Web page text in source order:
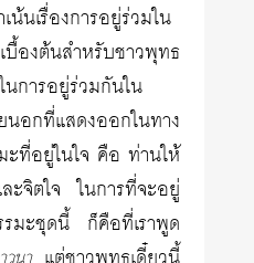
นเรื่องการอยู่ร่วมใน
องต้นสำหรับชาวพุทธ
การอยู่ร่วมกันใน
กที่แสดงออกในทาง
ะที่อยู่ในใจ คือ ท่านให้
จิตใจ ในการที่จะอยู่
มะชุดนี้ ก็คือที่เราพูด
นา